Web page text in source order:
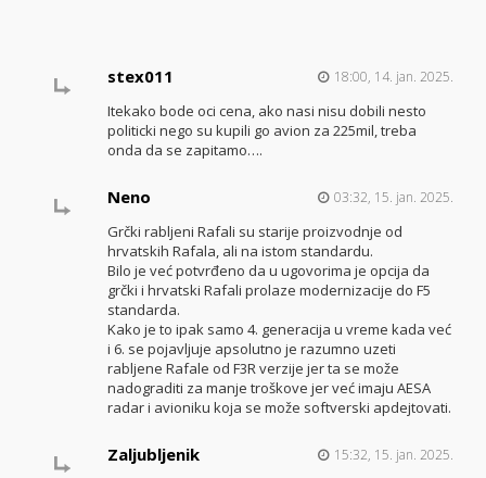
stex011 18:00, 14. jan. 2025.
Itekako bode oci cena, ako nasi nisu dobili nesto
politicki nego su kupili go avion za 225mil, treba
onda da se zapitamo….
Neno 03:32, 15. jan. 2025.
Grčki rabljeni Rafali su starije proizvodnje od
hrvatskih Rafala, ali na istom standardu.
Bilo je već potvrđeno da u ugovorima je opcija da
grčki i hrvatski Rafali prolaze modernizacije do F5
standarda.
Kako je to ipak samo 4. generacija u vreme kada već
i 6. se pojavljuje apsolutno je razumno uzeti
rabljene Rafale od F3R verzije jer ta se može
nadograditi za manje troškove jer već imaju AESA
radar i avioniku koja se može softverski apdejtovati.
Zaljubljenik 15:32, 15. jan. 2025.